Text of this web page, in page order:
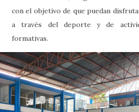
con el objetivo de que puedan
a través del deporte y de
formativas.